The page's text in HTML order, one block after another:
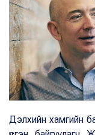
Дэлхийн хамгийн